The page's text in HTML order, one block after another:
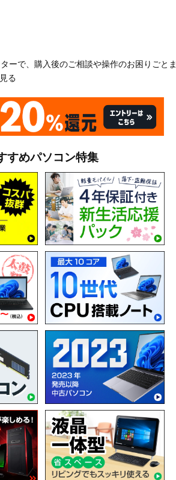
ーで、購入後のご相談や操作のお困りごと
る
すめパソコン特集